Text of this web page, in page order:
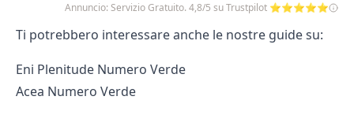
Annuncio: Servizio Gratuito. 4,8/5 su Trustpilot ⭐⭐⭐⭐⭐
Ti potrebbero interessare anche le nostre guide su:
Eni Plenitude Numero Verde
Acea Numero Verde